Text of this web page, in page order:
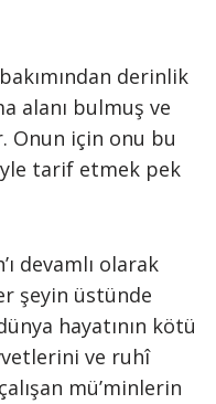
derinlik
alanı bulmuş ve
Onun için onu bu
tarif etmek pek
devamlı olarak
şeyin üstünde
hayatının kötü
ve ruhî
mü’minlerin